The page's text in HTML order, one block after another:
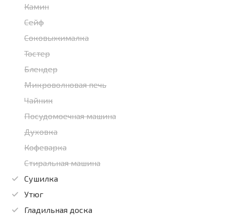
Камин
Сейф
Соковыжималка
Тостер
Блендер
Микроволновая печь
Чайник
Посудомоечная машина
Духовка
Кофеварка
Стиральная машина
Сушилка
Утюг
Гладильная доска